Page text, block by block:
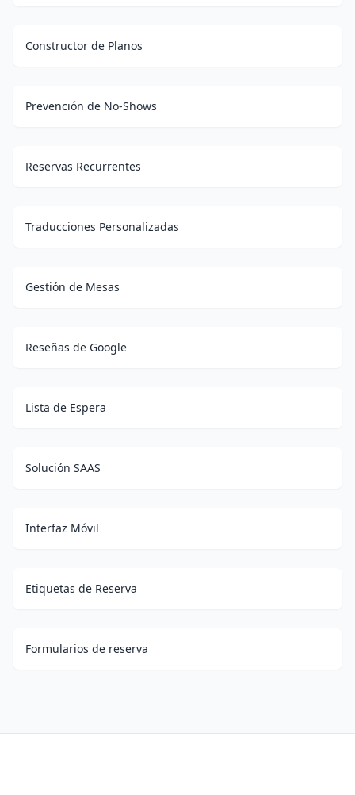
Constructor de Planos
Prevención de No-Shows
Reservas Recurrentes
Traducciones Personalizadas
Gestión de Mesas
Reseñas de Google
Lista de Espera
Solución SAAS
Interfaz Móvil
Etiquetas de Reserva
Formularios de reserva